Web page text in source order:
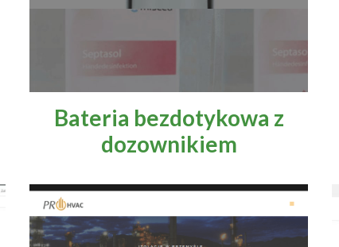
Bateria bezdotykowa z
dozownikiem